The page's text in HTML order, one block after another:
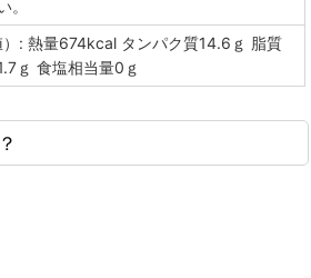
。
: 熱量674kcal タンパク質14.6ｇ 脂質
ｇ 食塩相当量0ｇ